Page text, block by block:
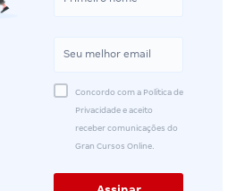
Concordo com a Política de
Privacidade e aceito
receber comunicações do
Gran Cursos Online.